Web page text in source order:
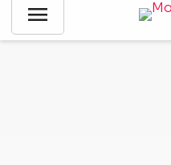
menu
Notícias